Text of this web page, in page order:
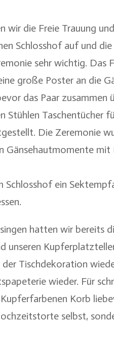
wir die Freie Trauung
Schlosshof auf und
sehr wichtig.
große Poster an die
das Paar
Stühlen Taschentücher
Die Zeremonie
Gänsehautmomente
Schlosshof ein
hatten wir
unseren
der Tischdekoration
wieder. Für
Korb
selbst,